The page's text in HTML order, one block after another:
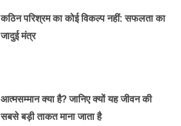
कठिन परिश्रम का कोई विकल्प नहीं: सफलता का
जादुई मंत्र
आत्मसम्मान क्या है? जानिए क्यों यह जीवन की
सबसे बड़ी ताकत माना जाता है